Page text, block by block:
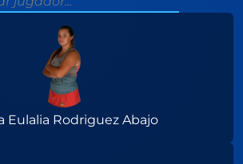
Eulalia Rodriguez Abajo